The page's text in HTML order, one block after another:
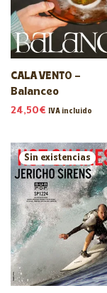
CALA VENTO –
Balanceo
24,50€ IVA incluido